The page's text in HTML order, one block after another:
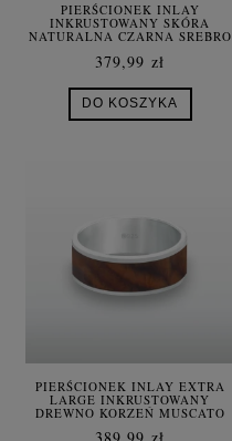
PIERŚCIONEK INLAY
INKRUSTOWANY SKÓRA
NATURALNA CZARNA SREBRO
379,99 zł
DO KOSZYKA
PIERŚCIONEK INLAY EXTRA
LARGE INKRUSTOWANY
DREWNO KORZEŃ MUSCATO